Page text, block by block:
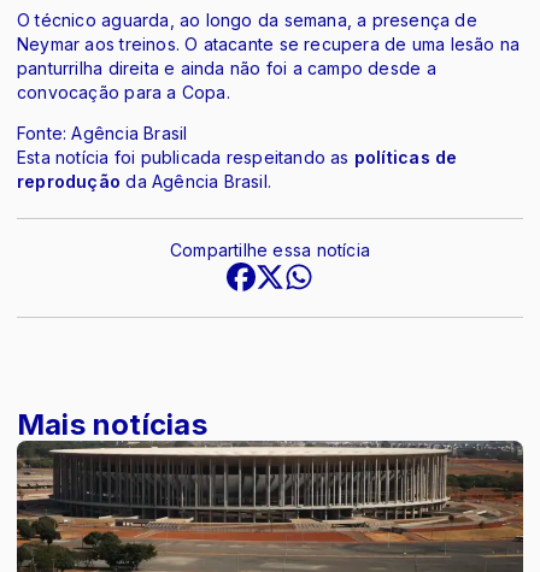
O técnico aguarda, ao longo da semana, a presença de
Neymar aos treinos. O atacante se recupera de uma lesão na
panturrilha direita e ainda não foi a campo desde a
convocação para a Copa.
Fonte: Agência Brasil
Esta notícia foi publicada respeitando as políticas de
reprodução da Agência Brasil.
Compartilhe essa notícia
Mais notícias